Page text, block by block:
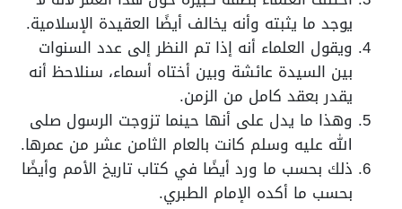
يوجد ما يثبته وأنه يخالف أيضًا العقيدة الإسلامية.
ويقول العلماء أنه إذا تم النظر إلى عدد السنوات
بين السيدة عائشة وبين أختاه أسماء، سنلاحظ أنه
يقدر بعقد كامل من الزمن.
وهذا ما يدل على أنها حينما تزوجت الرسول صلى
الله عليه وسلم كانت بالعام الثامن عشر من عمرها.
ذلك بحسب ما ورد أيضًا في كتاب تاريخ الأمم وأيضًا
بحسب ما أكده الإمام الطبري.